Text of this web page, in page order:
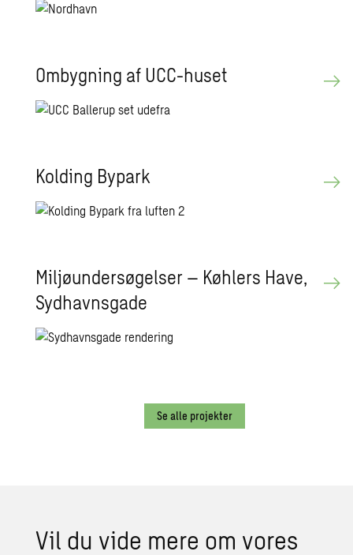
Ombygning af UCC-huset
Kolding Bypark
Miljøundersøgelser – Køhlers Have,
Sydhavnsgade
Se alle projekter
Vil du vide mere om vores